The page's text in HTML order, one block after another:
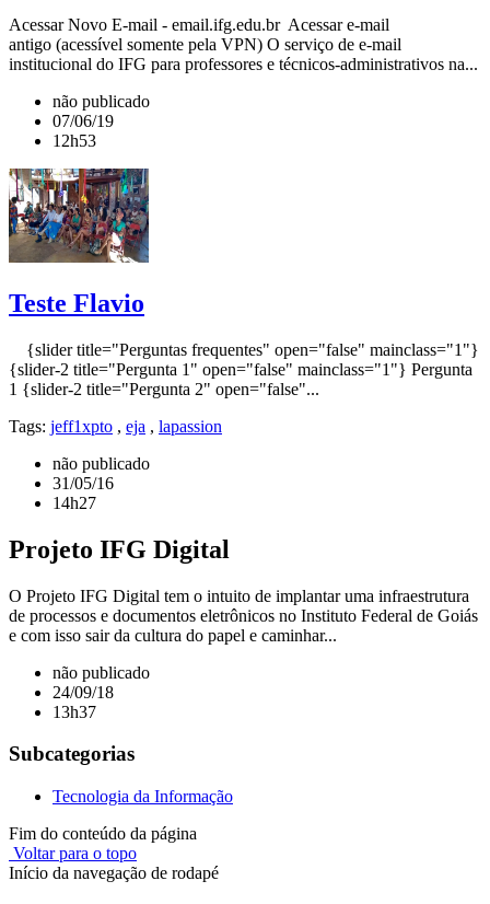
Acessar Novo E-mail - email.ifg.edu.br Acessar e-mail
antigo (acessível somente pela VPN) O serviço de e-mail
institucional do IFG para professores e técnicos-administrativos na...
não publicado
07/06/19
12h53
Teste Flavio
{slider title="Perguntas frequentes" open="false" mainclass="1"}
{slider-2 title="Pergunta 1" open="false" mainclass="1"} Pergunta
1 {slider-2 title="Pergunta 2" open="false"...
Tags: jeff1xpto , eja , lapassion
não publicado
31/05/16
14h27
Projeto IFG Digital
O Projeto IFG Digital tem o intuito de implantar uma infraestrutura
de processos e documentos eletrônicos no Instituto Federal de Goiás
e com isso sair da cultura do papel e caminhar...
não publicado
24/09/18
13h37
Subcategorias
Tecnologia da Informação
Fim do conteúdo da página
Voltar para o topo
Início da navegação de rodapé